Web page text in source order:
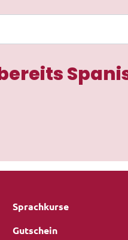
Sprachkurse
Gutschein